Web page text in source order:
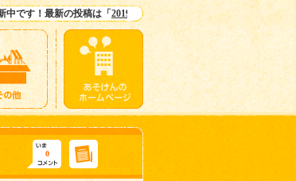
新の投稿は「2019わんぱくキャンプ感想 」ですよー！
0